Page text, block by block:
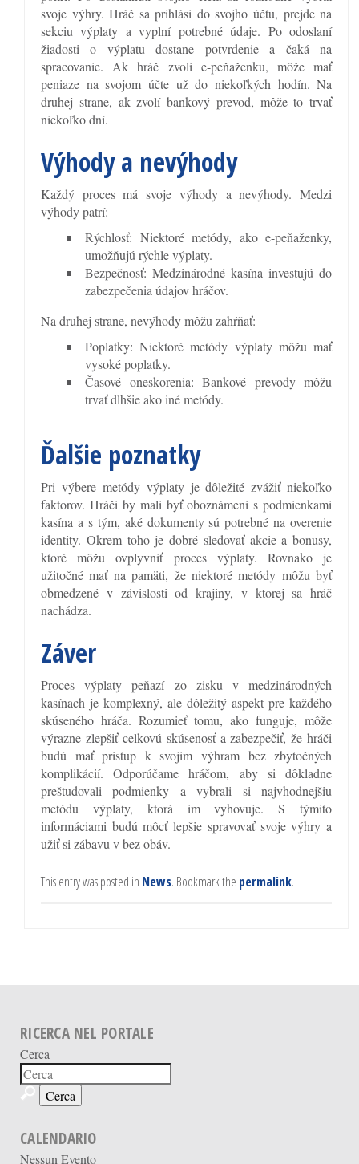
svoje výhry. Hráč sa prihlási do svojho účtu, prejde na
sekciu výplaty a vyplní potrebné údaje. Po odoslaní
žiadosti o výplatu dostane potvrdenie a čaká na
spracovanie. Ak hráč zvolí e-peňaženku, môže mať
peniaze na svojom účte už do niekoľkých hodín. Na
druhej strane, ak zvolí bankový prevod, môže to trvať
niekoľko dní.
Výhody a nevýhody
Každý proces má svoje výhody a nevýhody. Medzi
výhody patrí:
Rýchlosť: Niektoré metódy, ako e-peňaženky,
umožňujú rýchle výplaty.
Bezpečnosť: Medzinárodné kasína investujú do
zabezpečenia údajov hráčov.
Na druhej strane, nevýhody môžu zahŕňať:
Poplatky: Niektoré metódy výplaty môžu mať
vysoké poplatky.
Časové oneskorenia: Bankové prevody môžu
trvať dlhšie ako iné metódy.
Ďalšie poznatky
Pri výbere metódy výplaty je dôležité zvážiť niekoľko
faktorov. Hráči by mali byť oboznámení s podmienkami
kasína a s tým, aké dokumenty sú potrebné na overenie
identity. Okrem toho je dobré sledovať akcie a bonusy,
ktoré môžu ovplyvniť proces výplaty. Rovnako je
užitočné mať na pamäti, že niektoré metódy môžu byť
obmedzené v závislosti od krajiny, v ktorej sa hráč
nachádza.
Záver
Proces výplaty peňazí zo zisku v medzinárodných
kasínach je komplexný, ale dôležitý aspekt pre každého
skúseného hráča. Rozumieť tomu, ako funguje, môže
výrazne zlepšiť celkovú skúsenosť a zabezpečiť, že hráči
budú mať prístup k svojim výhram bez zbytočných
komplikácií. Odporúčame hráčom, aby si dôkladne
preštudovali podmienky a vybrali si najvhodnejšiu
metódu výplaty, ktorá im vyhovuje. S týmito
informáciami budú môcť lepšie spravovať svoje výhry a
užiť si zábavu v bez obáv.
This entry was posted in News. Bookmark the permalink.
RICERCA NEL PORTALE
Cerca
CALENDARIO
Nessun Evento